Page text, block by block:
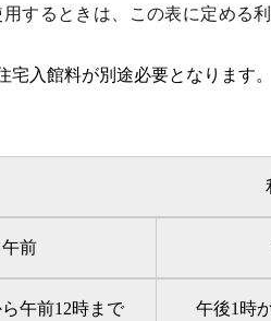
するときは、この表に定める
宅入館料が別途必要となります。
午前
午前12時まで 午後1時